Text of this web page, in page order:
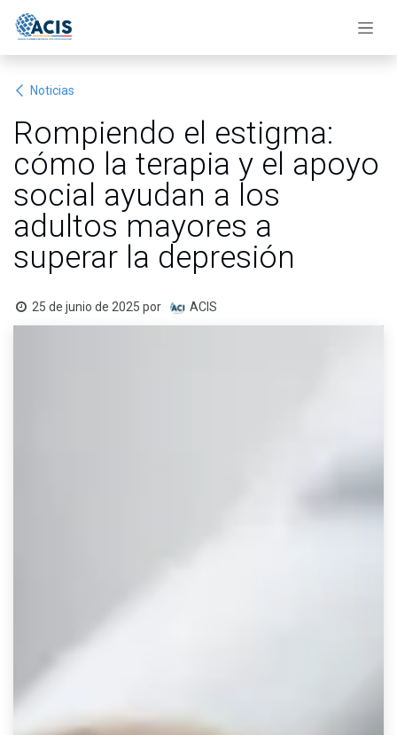
Noticias
Rompiendo el estigma:
cómo la terapia y el apoyo
social ayudan a los
adultos mayores a
superar la depresión
25 de junio de 2025 por ACIS